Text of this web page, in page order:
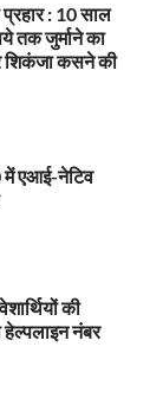
: 10 साल
तक जुर्माने का
शिकंजा कसने की
में एआई-नेटिव
की
हेल्पलाइन नंबर